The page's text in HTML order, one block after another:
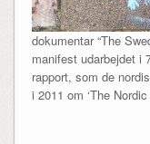
dokumentar “The
manifest udarbejdet i
rapport, som de
i 2011 om ‘The